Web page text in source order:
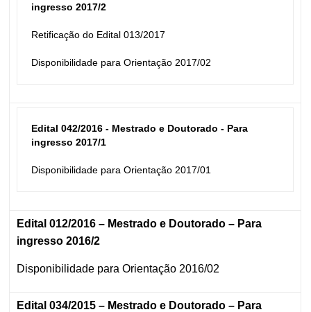
ingresso 2017/2
Retificação do Edital 013/2017
Disponibilidade para Orientação 2017/02
Edital 042/2016 - Mestrado e Doutorado - Para
ingresso 2017/1
Disponibilidade para Orientação 2017/01
Edital 012/2016 – Mestrado e Doutorado – Para
ingresso 2016/2
Disponibilidade para Orientação 2016/02
Edital 034/2015 – Mestrado e Doutorado – Para